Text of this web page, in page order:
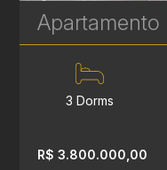
3 Dorms
R$ 3.800.000,00